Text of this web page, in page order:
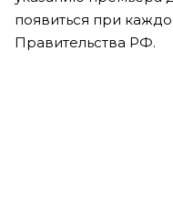
появиться при
Правительства РФ.